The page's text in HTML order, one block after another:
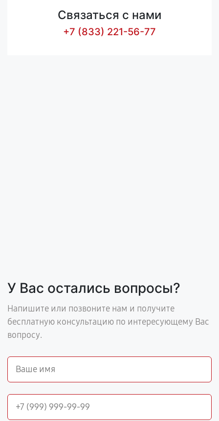
Связаться с нами
+7 (833) 221-56-77
У Вас остались вопросы?
Напишите или позвоните нам и получите
бесплатную консультацию по интересующему Вас
вопросу.